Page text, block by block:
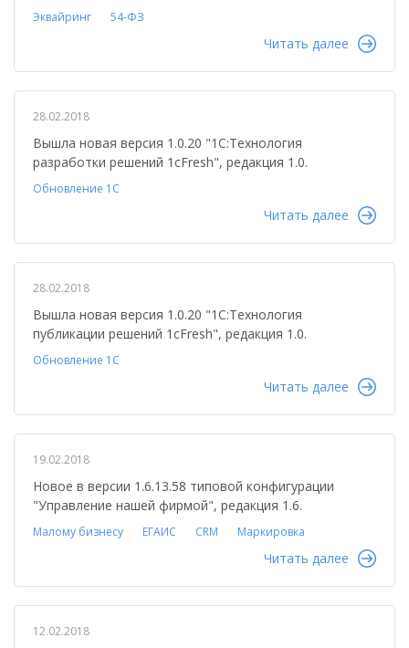
Эквайринг 54-ФЗ
Читать далее
28.02.2018
Вышла новая версия 1.0.20 "1С:Технология
разработки решений 1cFresh", редакция 1.0.
Обновление 1С
Читать далее
28.02.2018
Вышла новая версия 1.0.20 "1С:Технология
публикации решений 1cFresh", редакция 1.0.
Обновление 1С
Читать далее
19.02.2018
Новое в версии 1.6.13.58 типовой конфигурации
"Управление нашей фирмой", редакция 1.6.
Малому бизнесу ЕГАИС CRM Маркировка
Читать далее
12.02.2018